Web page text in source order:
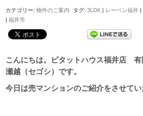
カテゴリー:物件のご案内 タグ:3LDK | レーベン福井 |
|福井市
こんにちは。ピタットハウス福井店
瀬越（セゴシ）です。
今日は売マンションのご紹介をさせてい